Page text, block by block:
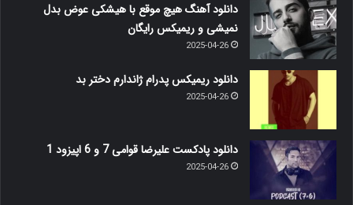
دانلود آهنگ هیچ موقع با هیشکی عوض بدل
نمیشی و ریمیکس رایگان
2025-04-26
دانلود ریمیکس پدرام ژاندارم دختر بد
2025-04-26
دانلود پادکست علیرضا قوامی 7 و 6 اپیزود 1
2025-04-26